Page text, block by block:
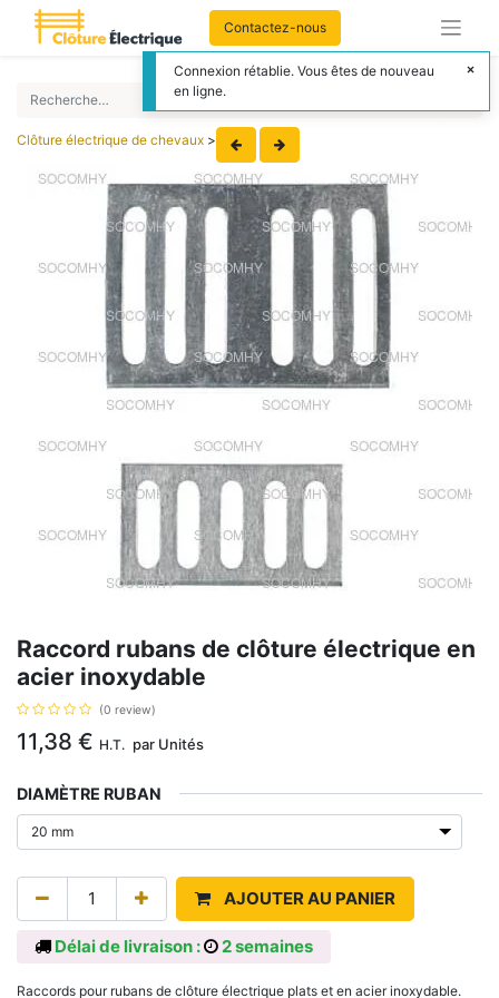
Contactez-nous
Clôture électrique de chevaux >
Raccord rubans de clôture électrique en
acier inoxydable
(0 review)
11,38 € H.T. par Unités
DIAMÈTRE RUBAN
AJOUTER AU PANIER
Délai de livraison : 2 semaines
Raccords pour rubans de clôture électrique plats et en acier inoxydable.
Connexion rétablie. Vous êtes de nouveau
en ligne.